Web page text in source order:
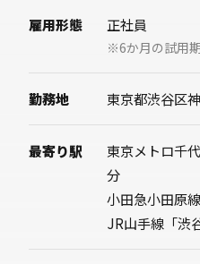
雇用形態 正社員
※6か月の試用
勤務地 東京都渋谷区
最寄り駅
東京メトロ千
分
小田急小田原
JR山手線「渋